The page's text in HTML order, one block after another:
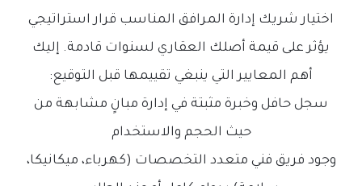
اختيار شريك إدارة المرافق المناسب قرار استراتيجي
يؤثر على قيمة أصلك العقاري لسنوات قادمة. إليك
أهم المعايير التي ينبغي تقييمها قبل التوقيع:
سجل حافل وخبرة مثبتة في إدارة مبانٍ مشابهة من
حيث الحجم والاستخدام
وجود فريق فني متعدد التخصصات (كهرباء، ميكانيكا،